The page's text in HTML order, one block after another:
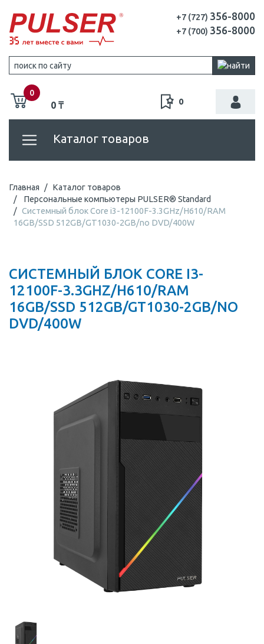
+7 (727) 356-8000
+7 (700) 356-8000
0
0 ₸ 0
Каталог товаров
Главная
Каталог товаров
Персональные компьютеры PULSER® Standard
Системный блок Core i3-12100F-3.3GHz/H610/RAM
16GB/SSD 512GB/GT1030-2GB/no DVD/400W
СИСТЕМНЫЙ БЛОК CORE I3-
12100F-3.3GHZ/H610/RAM
16GB/SSD 512GB/GT1030-2GB/NO
DVD/400W